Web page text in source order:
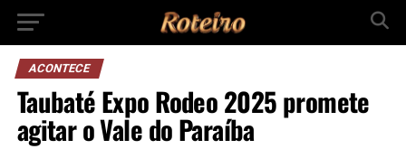
ACONTECE
Taubaté Expo Rodeo 2025 promete
agitar o Vale do Paraíba